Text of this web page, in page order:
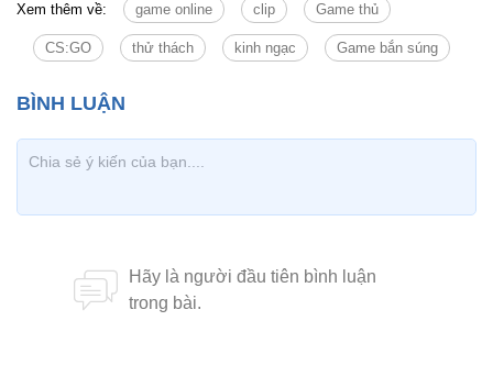
Xem thêm về: game online clip Game thủ
CS:GO thử thách kinh ngạc Game bắn súng